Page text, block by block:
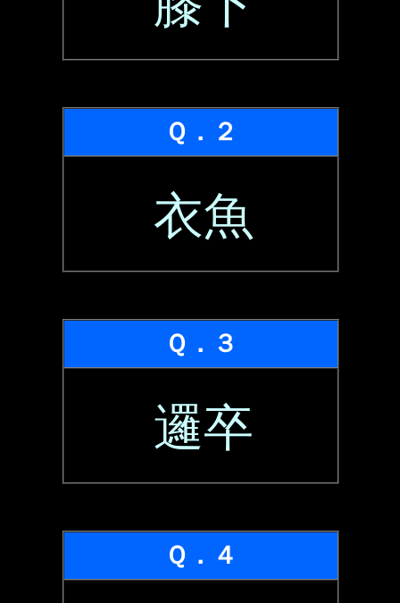
Ｑ．２
衣魚
Ｑ．３
邏卒
Ｑ．４